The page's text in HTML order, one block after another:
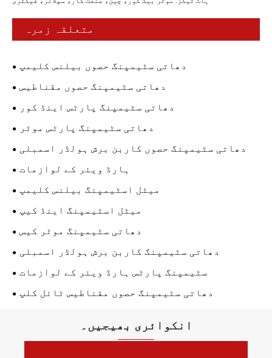
متعلقہ زمرہ
دھاتی سٹیمپنگ حصوں بیلنس کلیمپ
دھاتی سٹیمپنگ حصوں مقناطیس
دھاتی سٹیمپنگ پارٹس اینڈ کور
دھاتی سٹیمپنگ پارٹس موٹر
دھاتی سٹیمپنگ حصوں کاربن برش ہولڈر اسمبلی
ہارڈ ویئر کے لوازمات
میٹل اسٹیمپنگ بیلنس کلیمپ
میٹل اسٹیمپنگ اینڈ کیپ
دھاتی سٹیمپنگ موٹر کیس
دھاتی سٹیمپنگ کاربن برش ہولڈر اسمبلی
سٹیمپنگ پارٹس ہارڈ ویئر کے لوازمات
دھاتی سٹیمپنگ حصوں مقناطیس ٹائل کلپ
انکوائری بھیجیں۔